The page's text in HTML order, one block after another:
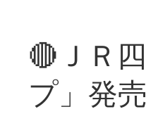
🔴ＪＲ
プ」発売